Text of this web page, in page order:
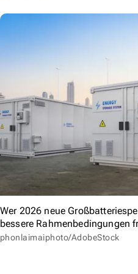
Wer 2026 neue
bessere Rahmenbedingungen
phonlaimaiphoto/AdobeStock